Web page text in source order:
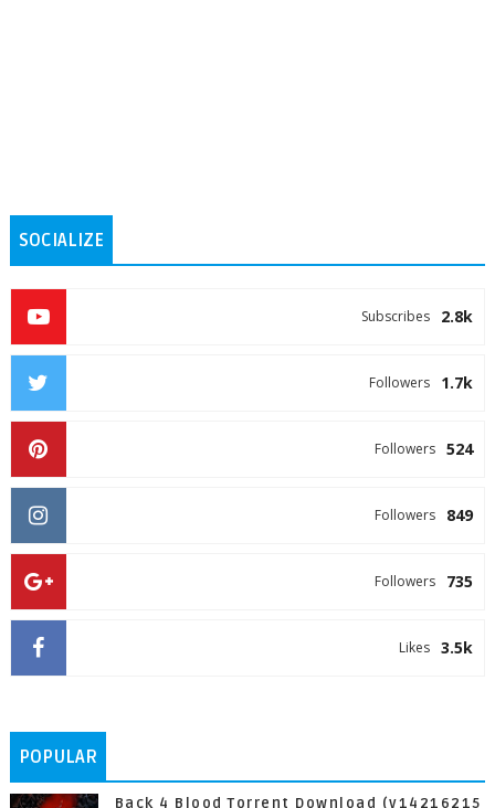
SOCIALIZE
2.8k
Subscribes
1.7k
Followers
524
Followers
849
Followers
735
Followers
3.5k
Likes
POPULAR
Back 4 Blood Torrent Download (v14216215